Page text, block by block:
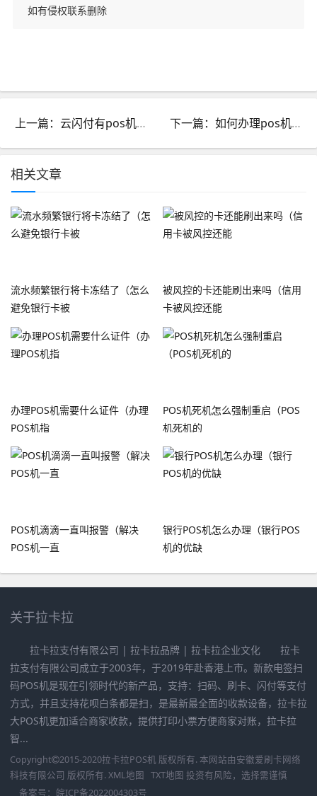
如有侵权联系删除
上一篇：云闪付有pos机吗?_云闪付和pos机 下一篇：如何办理pos机微信支付宝一起_微信支付宝pos机怎么办理
相关文章
流水频繁银行将卡冻结了（怎么
避免银行卡被
被风控的卡还能刷出来吗（信用
卡被风控还能
办理POS机需要什么证件（办理
POS机指
POS机死机怎么强制重启（POS
机死机的
POS机滴滴一直叫报警（解决
POS机一直
银行POS机怎么办理（银行POS
机的优缺
关于拉卡拉
拉卡拉支付有限公司 | 拉卡拉品牌 | 拉卡拉企业文化 拉卡
拉支付有限公司成立于2003年，于2019年赴香港上市。新款电签扫
码POS机是现在引领时代的新产品，支持：扫码、刷卡、闪付等支付
方式，并且支持花呗白条都是扫，是最新最全面的收款设备，拉卡拉
大POS机更加适合商家收款，提供打印小票方便商家对账，拉卡拉
智...
Copyright 2015-2020拉卡拉POS机 版权所有. 本网站由安徽爱刷卡网络
科技有限公司 版权所有. XML地图 TXT地图 投资有风险，选择需谨慎
备案号： 皖ICP备2022004303号